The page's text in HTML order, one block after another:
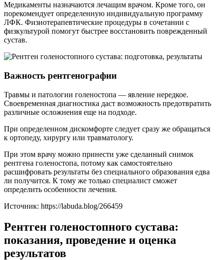
Медикаменты назначаются лечащим врачом. Кроме того, он
порекомендует определенную индивидуальную программу
ЛФК. Физиотерапевтические процедуры в сочетании с
физкультурой помогут быстрее восстановить поврежденный
сустав.
Важность рентгенографии
Травмы и патологии голеностопа — явление нередкое.
Своевременная диагностика даст возможность предотвратить
различные осложнения еще на подходе.
При определенном дискомфорте следует сразу же обращаться
к ортопеду, хирургу или травматологу.
При этом врачу можно принести уже сделанный снимок
рентгена голеностопа, потому как самостоятельно
расшифровать результаты без специального образования едва
ли получится. К тому же только специалист сможет
определить особенности лечения.
Источник: https://labuda.blog/266459
Рентген голеностопного сустава:
показания, проведение и оценка
результатов